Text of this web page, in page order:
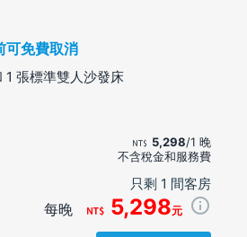
免費取消
1 張標準雙人沙發床
5,298/1 晚
不含稅金和服務費
只剩 1 間客房
每晚 5,298元